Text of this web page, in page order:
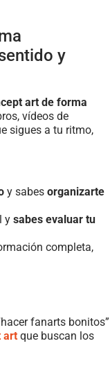
y
art de forma
vídeos de
sigues a tu ritmo,
y sabes organizarte
y sabes evaluar tu
completa,
fanarts bonitos”
art que buscan los